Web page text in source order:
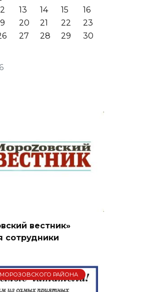
13 14 15
16
20 21 22
23
27 28 29
30
вестник»
сотрудники
РАЙОНА